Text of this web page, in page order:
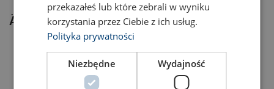
Ähnliche Produkte
przekazałeś lub które zebrali w wyniku
korzystania przez Ciebie z ich usług.
Polityka prywatności
Niezbędne Wydajność